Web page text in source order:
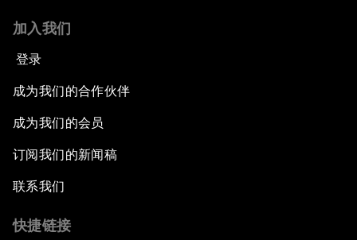
加入我们
登录
成为我们的合作伙伴
成为我们的会员
订阅我们的新闻稿
联系我们
快捷链接